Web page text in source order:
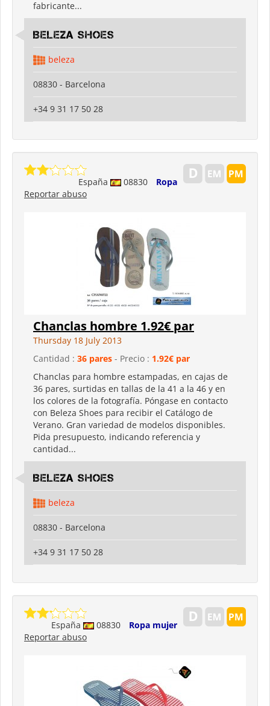
fabricante...
Beleza shoes
beleza
08830 - Barcelona
+34 9 31 17 50 28
España 08830
Ropa
Reportar abuso
Chanclas hombre 1.92€ par
Thursday 18 July 2013
Cantidad : 36 pares - Precio : 1.92€ par
Chanclas para hombre estampadas, en cajas de
36 pares, surtidas en tallas de la 41 a la 46 y en
los colores de la fotografía. Póngase en contacto
con Beleza Shoes para recibir el Catálogo de
Verano. Gran variedad de modelos disponibles.
Pida presupuesto, indicando referencia y
cantidad...
Beleza shoes
beleza
08830 - Barcelona
+34 9 31 17 50 28
España 08830
Ropa mujer
Reportar abuso